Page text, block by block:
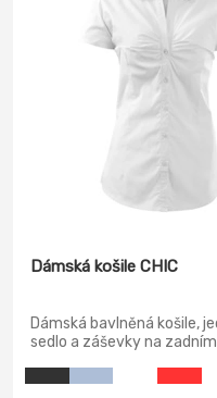
Dámská košile CHIC
Dámská bavlněná košile,
sedlo a záševky na